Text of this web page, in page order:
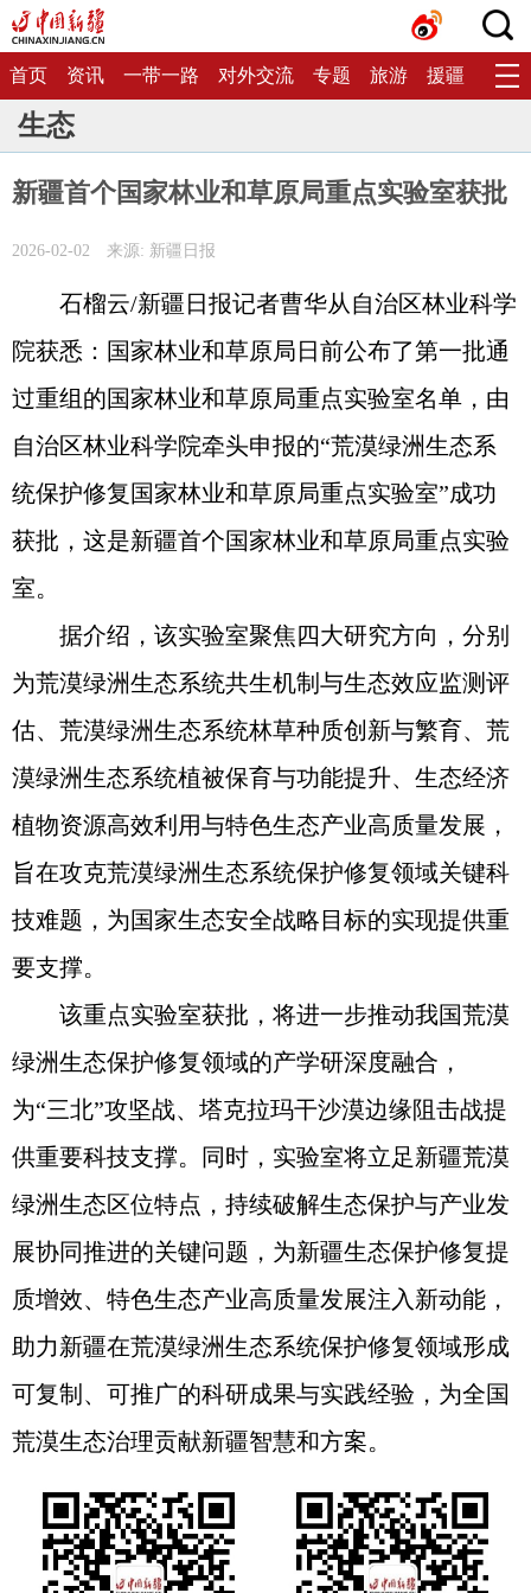
首页 资讯 一带一路 对外交流 专题 旅游 援疆 生态
生态
新疆首个国家林业和草原局重点实验室获批
2026-02-02 来源: 新疆日报
石榴云/新疆日报记者曹华从自治区林业科学
院获悉：国家林业和草原局日前公布了第一批通
过重组的国家林业和草原局重点实验室名单，由
自治区林业科学院牵头申报的“荒漠绿洲生态系
统保护修复国家林业和草原局重点实验室”成功
获批，这是新疆首个国家林业和草原局重点实验
室。
据介绍，该实验室聚焦四大研究方向，分别
为荒漠绿洲生态系统共生机制与生态效应监测评
估、荒漠绿洲生态系统林草种质创新与繁育、荒
漠绿洲生态系统植被保育与功能提升、生态经济
植物资源高效利用与特色生态产业高质量发展，
旨在攻克荒漠绿洲生态系统保护修复领域关键科
技难题，为国家生态安全战略目标的实现提供重
要支撑。
该重点实验室获批，将进一步推动我国荒漠
绿洲生态保护修复领域的产学研深度融合，
为“三北”攻坚战、塔克拉玛干沙漠边缘阻击战提
供重要科技支撑。同时，实验室将立足新疆荒漠
绿洲生态区位特点，持续破解生态保护与产业发
展协同推进的关键问题，为新疆生态保护修复提
质增效、特色生态产业高质量发展注入新动能，
助力新疆在荒漠绿洲生态系统保护修复领域形成
可复制、可推广的科研成果与实践经验，为全国
荒漠生态治理贡献新疆智慧和方案。